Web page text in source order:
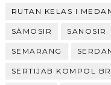
RUTAN KELAS I
SÀMOSIR SANOSIR
SEMARANG
SERTIJAB KOMPOL